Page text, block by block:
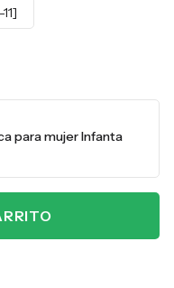
para mujer Infanta